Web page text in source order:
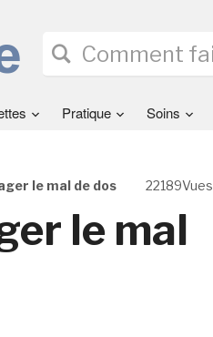
Pratique Soins
22189Vues
le mal de dos
le mal